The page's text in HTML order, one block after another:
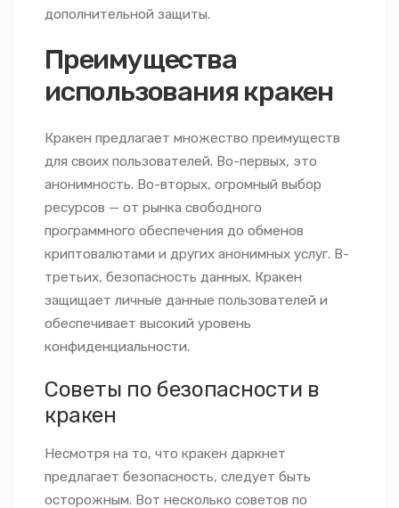
дополнительной защиты.
Преимущества
использования кракен
Кракен предлагает множество преимуществ
для своих пользователей. Во-первых, это
анонимность. Во-вторых, огромный выбор
ресурсов — от рынка свободного
программного обеспечения до обменов
криптовалютами и других анонимных услуг. В-
третьих, безопасность данных. Кракен
защищает личные данные пользователей и
обеспечивает высокий уровень
конфиденциальности.
Советы по безопасности в
кракен
Несмотря на то, что кракен даркнет
предлагает безопасность, следует быть
осторожным. Вот несколько советов по